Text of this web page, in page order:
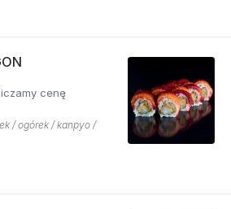
cenę
/ ogórek / kanpyo /